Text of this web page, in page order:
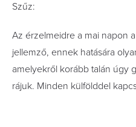
Szűz:
Az érzelmeidre a mai napon
jellemző, ennek hatására
amelyekről korább talán úgy
rájuk. Minden külfölddel